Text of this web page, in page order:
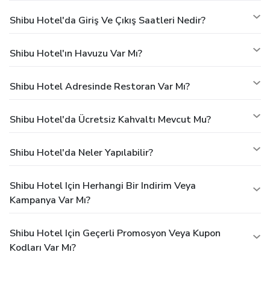
Shibu Hotel'da Giriş Ve Çıkış Saatleri Nedir?
Shibu Hotel'ın Havuzu Var Mı?
Shibu Hotel Adresinde Restoran Var Mı?
Shibu Hotel'da Ücretsiz Kahvaltı Mevcut Mu?
Shibu Hotel'da Neler Yapılabilir?
Shibu Hotel Için Herhangi Bir Indirim Veya
Kampanya Var Mı?
Shibu Hotel Için Geçerli Promosyon Veya Kupon
Kodları Var Mı?